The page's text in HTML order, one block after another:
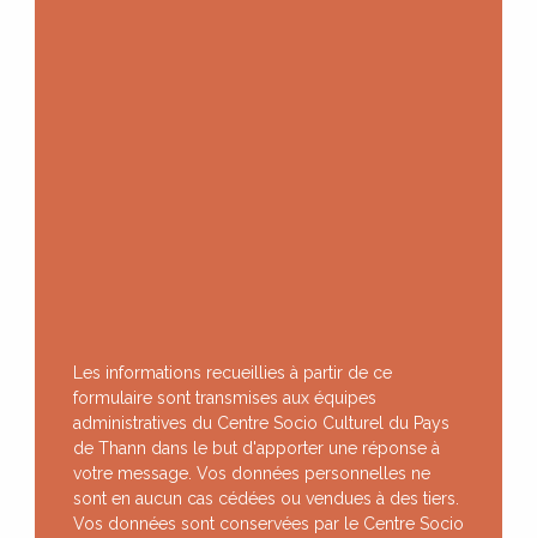
Les informations recueillies à partir de ce
formulaire sont transmises aux équipes
administratives du Centre Socio Culturel du Pays
de Thann dans le but d'apporter une réponse à
votre message. Vos données personnelles ne
sont en aucun cas cédées ou vendues à des tiers.
Vos données sont conservées par le Centre Socio